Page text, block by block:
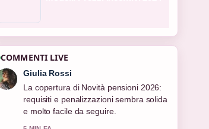
COMMENTI LIVE
Giulia Rossi
La copertura di Novità pensioni 2026:
requisiti e penalizzazioni sembra solida
e molto facile da seguire.